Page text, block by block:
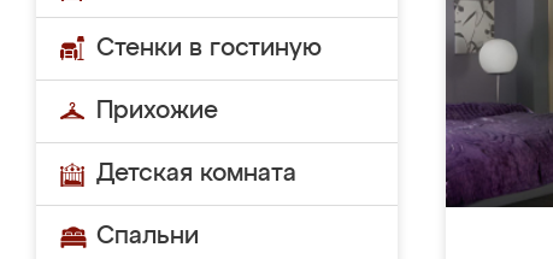
Стенки в гостиную
Прихожие
Детская комната
Спальни